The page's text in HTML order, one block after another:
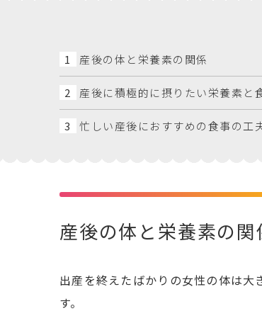
1 産後の体と栄養素の関係
2 産後に積極的に摂りたい栄養素と
3 忙しい産後におすすめの食事の工
産後の体と栄養素の関
出産を終えたばかりの女性の体は
す。